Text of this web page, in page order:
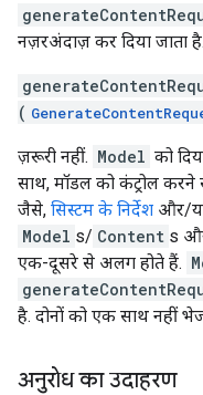
नज़रअंदाज़ कर दिया जाता है.
(
ज़रूरी नहीं. Model को
साथ, मॉडल को कंट्रोल करने
जैसे, सिस्टम के निर्देश और/
Model s/ Content s
एक-दूसरे से अलग होते हैं.
है. दोनों को एक साथ नहीं
अनुरोध का उदाहरण